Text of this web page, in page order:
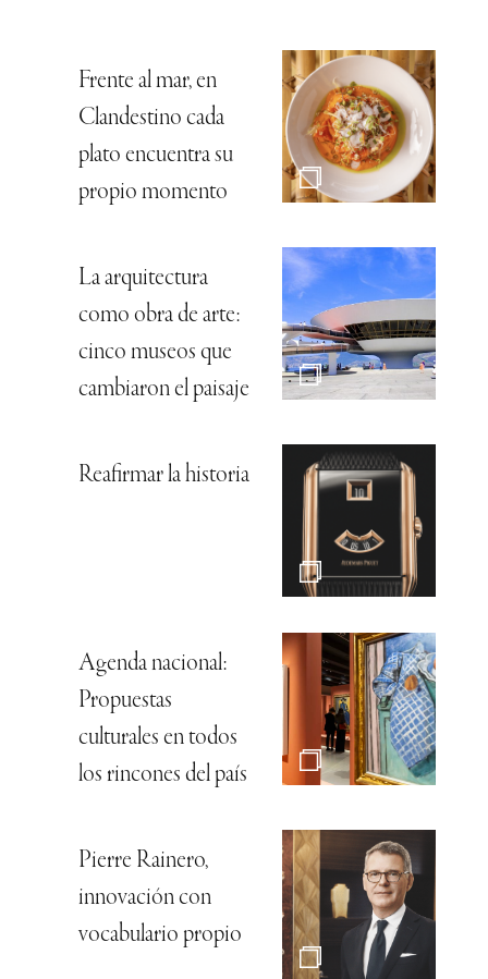
Frente al mar, en
Clandestino cada
plato encuentra su
propio momento
La arquitectura
como obra de arte:
cinco museos que
cambiaron el paisaje
Reafirmar la historia
Agenda nacional:
Propuestas
culturales en todos
los rincones del país
Pierre Rainero,
innovación con
vocabulario propio